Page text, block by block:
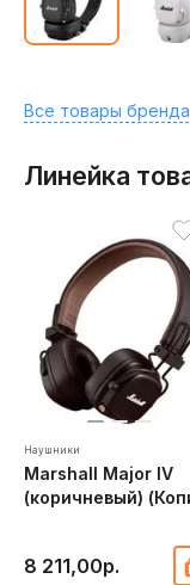
Все товары бренда
Линейка
Наушники
Marshall Major IV
(коричневый)
8 211,00р.